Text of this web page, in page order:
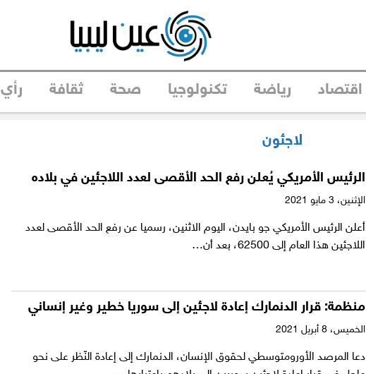
اقتصاد رياضة تكنولوجيا صحة ثقافة رأي
لاجئون
الرئيس الأمريكي يُعلن رفع الحد الأقصى لعدد اللاجئين في بلاده
الإثنين،
أعلن الرئيس الأمريكي جو بايدن، اليوم الاثنين، رسميا عن رفع الحد الأقصى لعدد
اللاجئين هذا العام إلى 62500، بعد أن…
منظمة: قرار الدنمارك إعادة لاجئين إلى سوريا خطير وغير إنساني
الخميس،
دعا المرصد الأورومتوسطي لحقوق الإنسان، الدنمارك إلى إعادة النّظر على نحو